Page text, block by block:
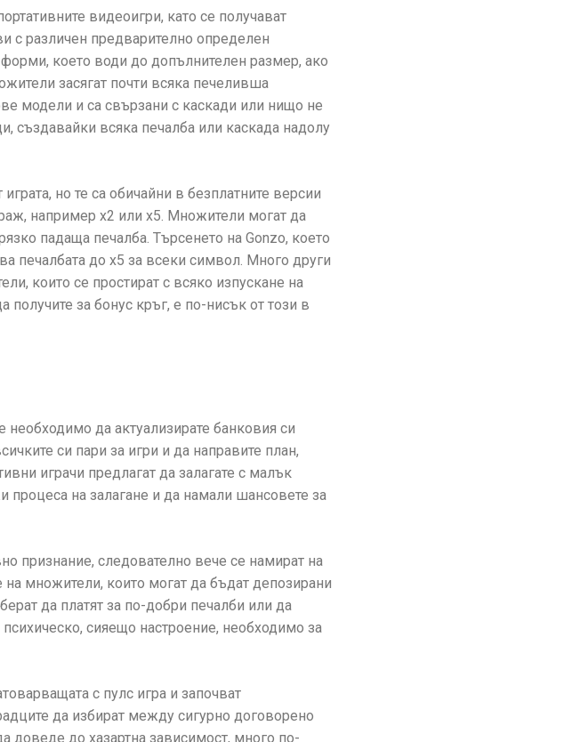
видеоигри, като се получават
с различен предварително определен
което води до допълнителен размер, ако
засягат почти всяка печеливша
модели и са свързани с каскади или нищо не
създавайки всяка печалба или каскада надолу
но те са обичайни в безплатните версии
например x2 или x5. Множители могат да
падаща печалба. Търсенето на Gonzo, което
печалбата до x5 за всеки символ. Много други
които се простират с всяко изпускане на
за бонус кръг, е по-нисък от този в
необходимо да актуализирате банковия си
си пари за игри и да направите план,
играчи предлагат да залагате с малък
на залагане и да намали шансовете за
признание, следователно вече се намират на
множители, които могат да бъдат депозирани
да платят за по-добри печалби или да
сияещо настроение, необходимо за
с пулс игра и започват
да избират между сигурно договорено
до хазартна зависимост, много по-